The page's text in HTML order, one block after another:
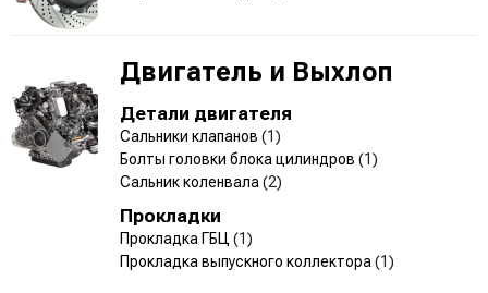
Двигатель и Выхлоп
Детали двигателя
Сальники клапанов (1)
Болты головки блока цилиндров (1)
Сальник коленвала (2)
Прокладки
Прокладка ГБЦ (1)
Прокладка выпускного коллектора (1)